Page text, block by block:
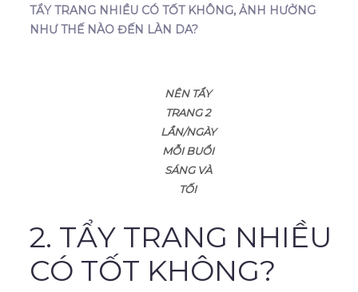
TẨY TRANG NHIỀU CÓ TỐT KHÔNG, ẢNH HƯỞNG
NHƯ THẾ NÀO ĐẾN LÀN DA?
NÊN TẨY
TRANG 2
LẦN/NGÀY
MỖI BUỔI
SÁNG VÀ
TỐI
2. TẨY TRANG NHIỀU
CÓ TỐT KHÔNG?